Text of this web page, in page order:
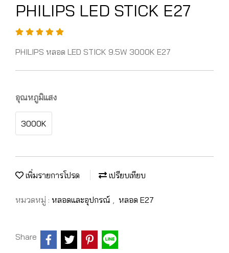
PHILIPS LED STICK E27
PHILIPS หลอด LED STICK 9.5W 3000K E27
อุณหภูมิแสง
3000K
เพิ่มรายการโปรด เปรียบเทียบ
หมวดหมู่ : หลอดและอุปกรณ์ , หลอด E27
Share